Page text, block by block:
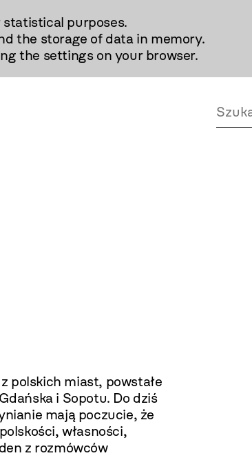
statistical purposes.
the storage of data in memory.
the settings on your browser.
polskich miast, powstałe
i Sopotu. Do dziś
mają poczucie, że
własności,
z rozmówców